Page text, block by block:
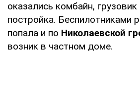
оказались комбайн, грузовик
постройка. Беспилотниками
попала и по Николаевской
возник в частном доме.